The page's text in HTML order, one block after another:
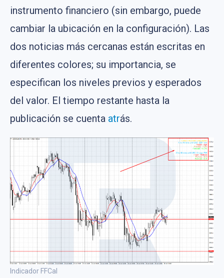
instrumento financiero (sin embargo, puede
cambiar la ubicación en la configuración). Las
dos noticias más cercanas están escritas en
diferentes colores; su importancia, se
especifican los niveles previos y esperados
del valor. El tiempo restante hasta la
publicación se cuenta atrás.
Indicador FFCal